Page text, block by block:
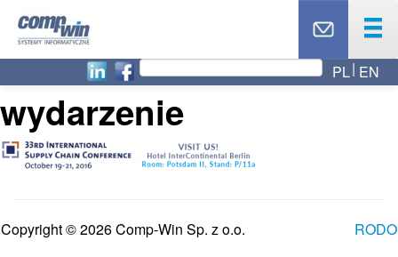
PRODUKTY
USŁUGI
PARTNERZY
AKTUALNOŚCI
PL EN
wydarzenie
Copyright © 2026 Comp-Win Sp. z o.o. RODO